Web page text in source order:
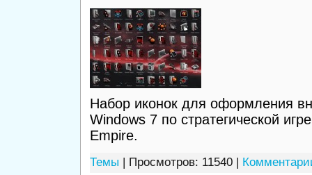
Набор иконок для оформления
Windows 7 по стратегической
Empire.
Темы | Просмотров: 11540 |